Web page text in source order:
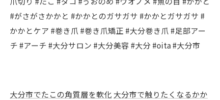
#がさがさかかと #かかとのガサガサ #かかとガサガサ #
かかとケア #巻き爪 #巻き爪矯正 #大分巻き爪 #足部アー
チ #アーチ #大分サロン #大分美容 #大分 #oita #大分市
大分市でたこの角質層を軟化 大分市で触りたくなるかか